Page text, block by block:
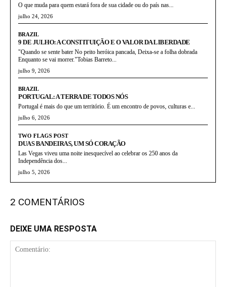
O que muda para quem estará fora de sua cidade ou do país nas...
julho 24, 2026
BRAZIL
9 DE JULHO: A CONSTITUIÇÃO E O VALOR DA LIBERDADE
"Quando se sente bater No peito heróica pancada, Deixa-se a folha dobrada
Enquanto se vai morrer."Tobias Barreto...
julho 9, 2026
BRAZIL
PORTUGAL: A TERRA DE TODOS NÓS
Portugal é mais do que um território. É um encontro de povos, culturas e...
julho 6, 2026
TWO FLAGS POST
DUAS BANDEIRAS, UM SÓ CORAÇÃO
Las Vegas viveu uma noite inesquecível ao celebrar os 250 anos da
Independência dos...
julho 5, 2026
2 COMENTÁRIOS
DEIXE UMA RESPOSTA